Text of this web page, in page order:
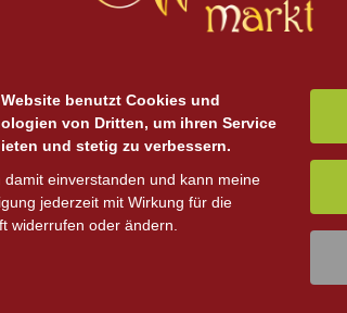
Website benutzt Cookies und
von Dritten, um ihren Service
und stetig zu verbessern.
damit einverstanden und kann meine
jederzeit mit Wirkung für die
widerrufen oder ändern.